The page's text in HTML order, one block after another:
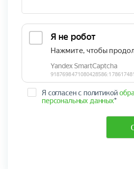
Я согласен с политикой
персональных данных*